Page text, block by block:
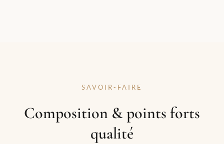
SAVOIR-FAIRE
Composition & points forts
qualité